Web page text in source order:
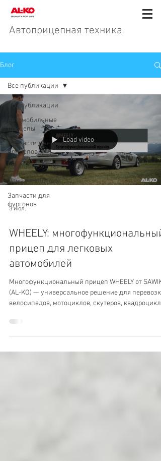
Автоприцепная техника
Блог
Все публикации
Автомобильные
прицепы
Запчасти для
прицепов
Компания AL-KO
Дома на колесах
Запчасти для
фургонов
Все публикации
Load video
3 июл.
WHEELY: многофункциональный
прицеп для легковых
автомобилей
Многофункциональный прицеп WHEELY от
(AL-KO) — универсальное решение для перевозки
велосипедов, мотоциклов, скутеров,